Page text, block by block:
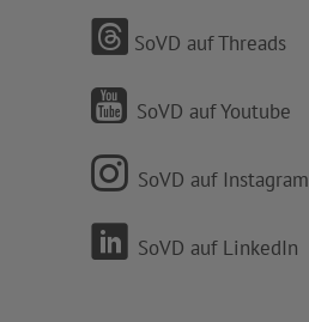
SoVD auf Threads
SoVD auf Youtube
SoVD auf Instagram
SoVD auf LinkedIn